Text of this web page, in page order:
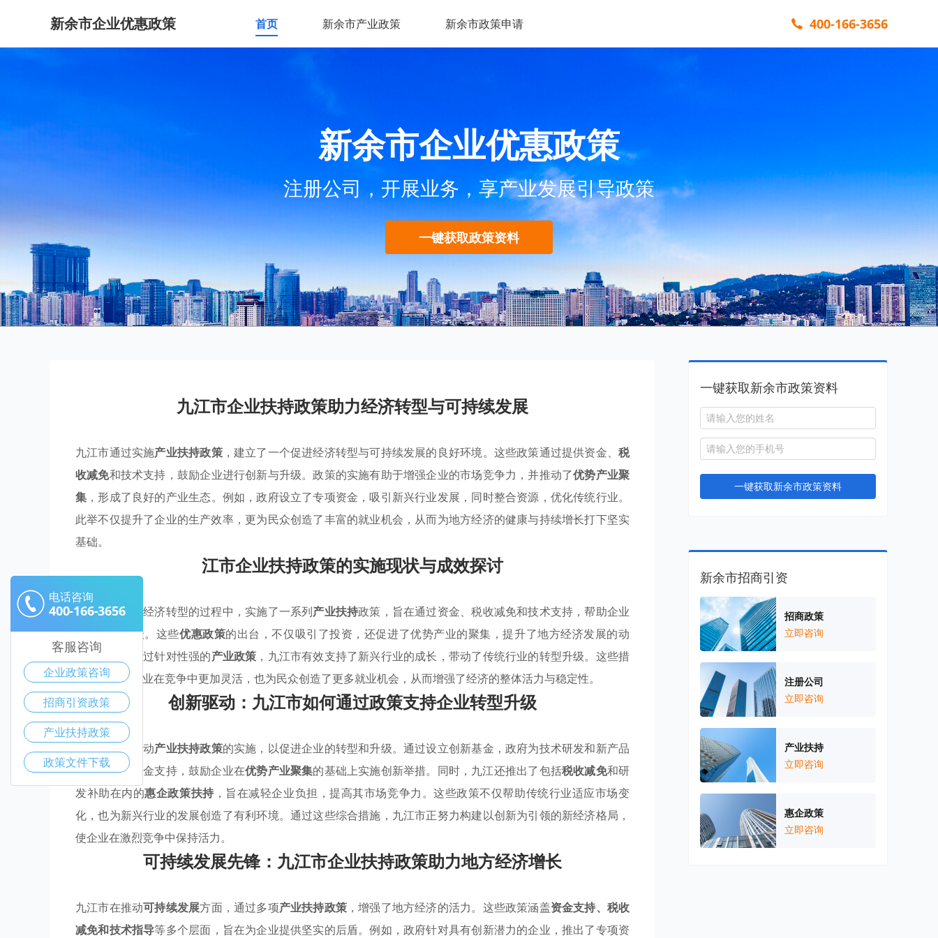
新余市企业优惠政策 首页 新余市产业政策 新余市政策申请 400-166-3656
新余市企业优惠政策
注册公司，开展业务，享产业发展引导政策
一键获取政策资料
九江市企业扶持政策助力经济转型与可持续发展
九江市通过实施产业扶持政策，建立了一个促进经济转型与可持续发展的良好环境。这些政策通过提供资金、税
收减免和技术支持，鼓励企业进行创新与升级。政策的实施有助于增强企业的市场竞争力，并推动了优势产业聚
集 ，形成了良好的产业生态。例如，政府设立了专项资金，吸引新兴行业发展，同时整合资源，优化传统行业。
此举不仅提升了企业的生产效率，更为民众创造了丰富的就业机会，从而为地方经济的健康与持续增长打下坚实
基础。
江市企业扶持政策的实施现状与成效探讨
九江市在推动经济转型的过程中，实施了一系列产业扶持政策，旨在通过资金、税收减免和技术支持，帮助企业
实现创新升级。这些优惠政策的出台，不仅吸引了投资，还促进了优势产业的聚集，提升了地方经济发展的动
力。此外，通过针对性强的产业政策 ，九江市有效支持了新兴行业的成长，带动了传统行业的转型升级。这些措
施使得当地企业在竞争中更加灵活，也为民众创造了更多就业机会，从而增强了经济的整体活力与稳定性。
创新驱动：九江市如何通过政策支持企业转型升级
九江市积极推动产业扶持政策的实施，以促进企业的转型和升级。通过设立创新基金，政府为技术研发和新产品
开发提供了资金支持，鼓励企业在优势产业聚集的基础上实施创新举措。同时，九江还推出了包括税收减免和研
发补助在内的惠企政策扶持 ，旨在减轻企业负担，提高其市场竞争力。这些政策不仅帮助传统行业适应市场变
化，也为新兴行业的发展创造了有利环境。通过这些综合措施，九江市正努力构建以创新为引领的新经济格局，
使企业在激烈竞争中保持活力。
可持续发展先锋：九江市企业扶持政策助力地方经济增长
九江市在推动可持续发展方面，通过多项产业扶持政策 ，增强了地方经济的活力。这些政策涵盖资金支持、税收
减免和技术指导等多个层面，旨在为企业提供坚实的后盾。例如，政府针对具有创新潜力的企业，推出了专项资
一键获取新余市政策资料
一键获取新余市政策资料
新余市招商引资
招商政策
立即咨询
注册公司
立即咨询
产业扶持
立即咨询
惠企政策
立即咨询
电话咨询
400-166-3656
客服咨询
企业政策咨询
招商引资政策
产业扶持政策
政策文件下载